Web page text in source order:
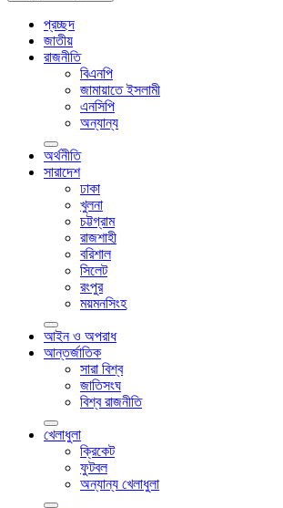
প্রচ্ছদ
জাতীয়
রাজনীতি
বিএনপি
জামায়াতে ইসলামী
এনসিপি
অন্যান্য
অর্থনীতি
সারাদেশ
ঢাকা
খুলনা
চট্টগ্রাম
রাজশাহী
বরিশাল
সিলেট
রংপুর
ময়মনসিংহ
আইন ও অপরাধ
আন্তর্জাতিক
সারা বিশ্ব
জাতিসংঘ
বিশ্ব রাজনীতি
খেলাধুলা
ক্রিকেট
ফুটবল
অন্যান্য খেলাধুলা